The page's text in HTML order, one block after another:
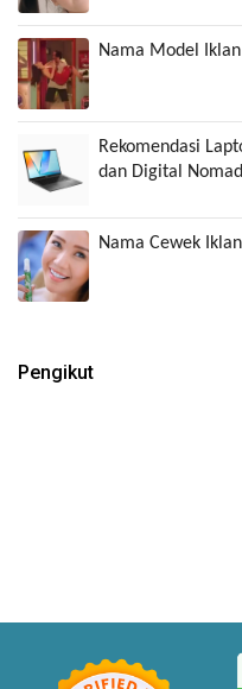
Nama Model
Rekomendasi
dan Digital Nomad
Nama Cewek
Pengikut